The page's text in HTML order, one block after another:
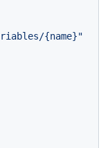
{name}"